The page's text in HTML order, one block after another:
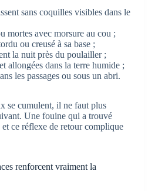
sans coquilles visibles dans le
mortes avec morsure au cou ;
ou creusé à sa base ;
la nuit près du poulailler ;
allongées dans la terre humide ;
les passages ou sous un abri.
se cumulent, il ne faut plus
Une fouine qui a trouvé
et ce réflexe de retour complique
renforcent vraiment la